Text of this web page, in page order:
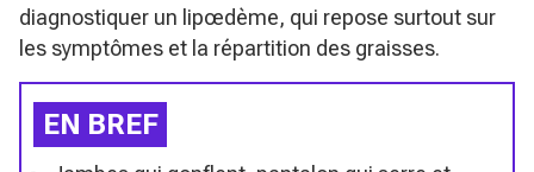
diagnostiquer un lipœdème, qui repose surtout sur
les symptômes et la répartition des graisses.
EN BREF